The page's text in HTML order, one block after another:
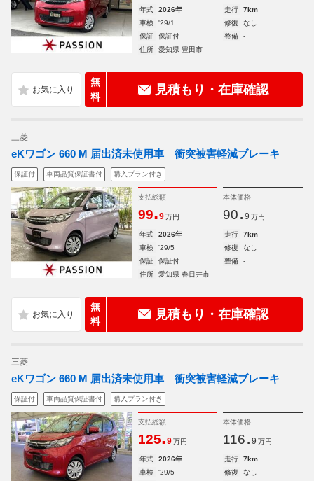
年式 2026年 走行
7km
車検
'29/1 修復
なし
保証
保証付 整備
-
住所
愛知県 豊田市
無
料
見積もり・在庫確認
三菱
eKワゴン 660 M 届出済未使用車 衝突被害軽減ブレーキ
保証付 車両品質保証書付 購入プラン付き
支払総額
99.9 万円
本体価格
90. 9 万円
年式 2026年 走行
7km
車検
'29/5 修復
なし
保証
保証付 整備
-
住所
愛知県 春日井市
無
料
見積もり・在庫確認
三菱
eKワゴン 660 M 届出済未使用車 衝突被害軽減ブレーキ
保証付 車両品質保証書付 購入プラン付き
支払総額
125.9 万円
本体価格
116. 9 万円
年式 2026年 走行
7km
車検
'29/5 修復
なし